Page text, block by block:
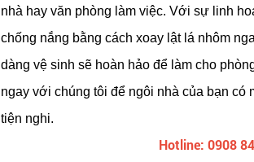
nhà hay văn phòng làm việc. Với sự linh
chống nắng bằng cách xoay lật lá nhôm
dàng vệ sinh sẽ hoàn hảo để làm cho
ngay với chúng tôi để ngôi nhà của bạn có
tiện nghi.
Hotline: 0908